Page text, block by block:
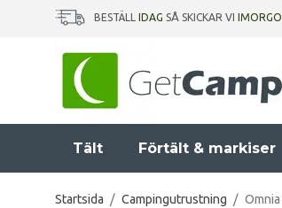
BESTÄLL IDAG SÅ SKICKAR VI
Tält Förtält & markiser
Startsida / Campingutrustning /